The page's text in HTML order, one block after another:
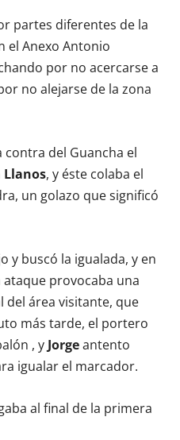
partes diferentes de la
el Anexo Antonio
por no acercarse a
no alejarse de la zona
del Guancha el
, y éste colaba el
un golazo que significó
y buscó la igualada, y en
provocaba una
del área visitante, que
más tarde, el portero
, y Jorgeantento
igualar el marcador.
al final de la primera